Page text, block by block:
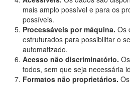
mais amplo possível e para os
possíveis.
Processáveis por máquina. Os
estruturados para possibilitar o
automatizado.
Acesso não discriminatório.
todos, sem que seja necessária
Formatos não proprietários.